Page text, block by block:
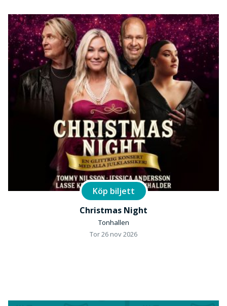
Köp biljett
Christmas Night
Tonhallen
Tor 26 nov 2026